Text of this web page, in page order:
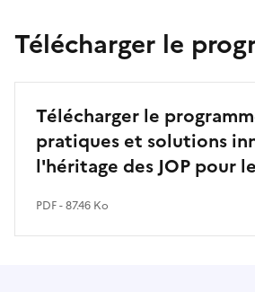
Télécharger le
Télécharger le
pratiques et solutions
l'héritage des JOP pour
PDF - 87.46 Ko